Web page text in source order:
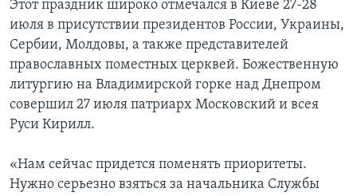
Этот праздник широко отмечался в Киеве 27-28
июля в присутствии президентов России, Украины,
Сербии, Молдовы, а также представителей
православных поместных церквей. Божественную
литургию на Владимирской горке над Днепром
совершил 27 июля патриарх Московский и всея
Руси Кирилл.
«Нам сейчас придется поменять приоритеты.
Нужно серьезно взяться за начальника Службы